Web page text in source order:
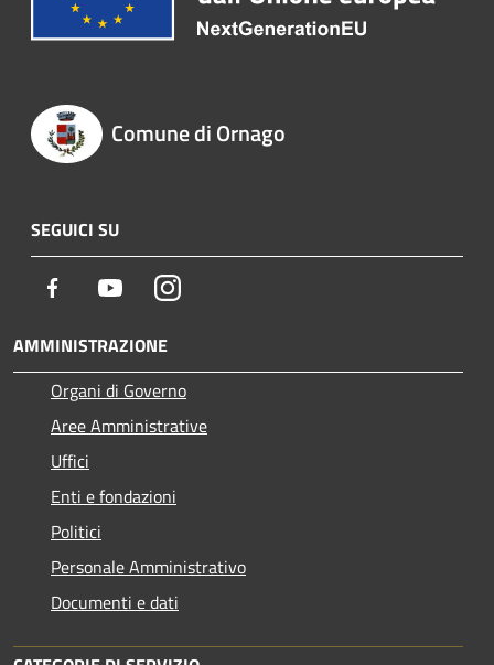
Comune di Ornago
SEGUICI SU
Facebook YoutubeInstagram
AMMINISTRAZIONE
Organi di Governo
Aree Amministrative
Uffici
Enti e fondazioni
Politici
Personale Amministrativo
Documenti e dati